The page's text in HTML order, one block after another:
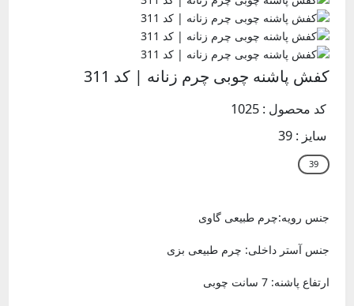
کفش پاشنه چوبی چرم زنانه | کد 311
کد محصول : 1025
سایز :39
جنس رویه:چرم طبیعی گاوی
جنس آستر داخلی: چرم طبیعی بزی
ارتفاع پاشنه: 7 سانت چوبی